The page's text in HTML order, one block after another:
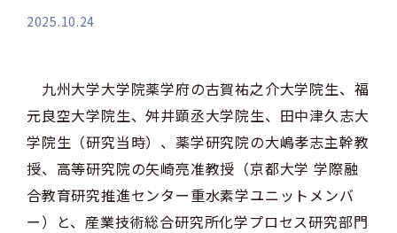
2025.10.24
九州大学大学院薬学府の古賀祐之介大学院生、福
元良空大学院生、舛井顕丞大学院生、田中津久志大
学院生（研究当時）、薬学研究院の大嶋孝志主幹教
授、高等研究院の矢崎亮准教授（京都大学 学際融
合教育研究推進センター重水素学ユニットメンバ
ー）と、産業技術総合研究所化学プロセス研究部門